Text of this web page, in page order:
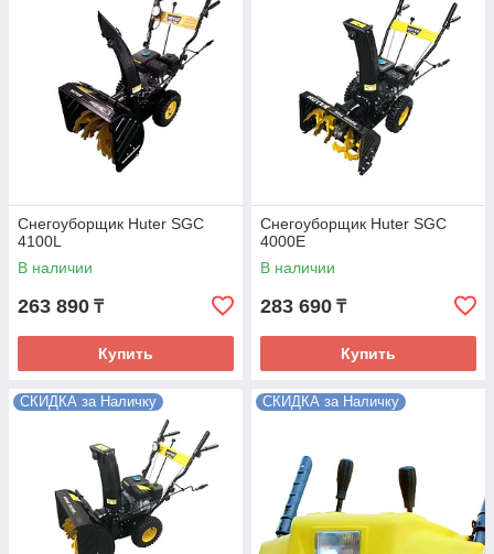
Снегоуборщик Huter SGC
4100L
В наличии
263 890 ₸
Купить
Снегоуборщик Huter SGC
4000E
В наличии
283 690 ₸
Купить
СКИДКА за Наличку СКИДКА за Наличку